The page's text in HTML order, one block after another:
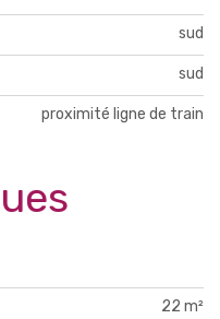
sud
sud
proximité ligne de train
22 m²